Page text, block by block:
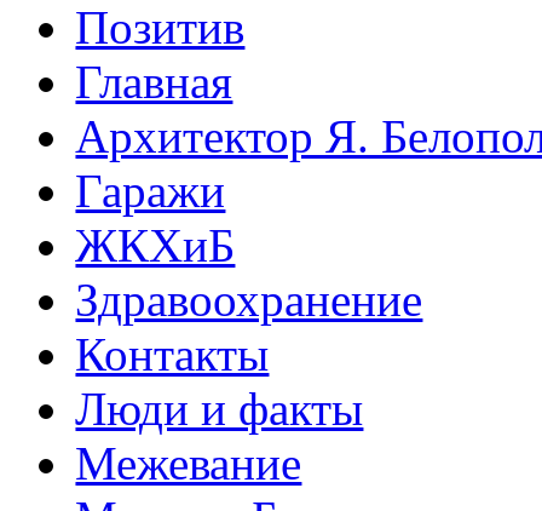
Позитив
Главная
Архитектор Я.
Гаражи
ЖКХиБ
Здравоохранение
Контакты
Люди и факты
Межевание